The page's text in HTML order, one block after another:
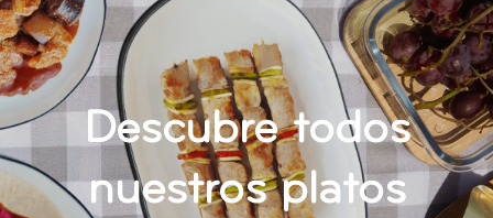
Descubre todos
nuestros platos